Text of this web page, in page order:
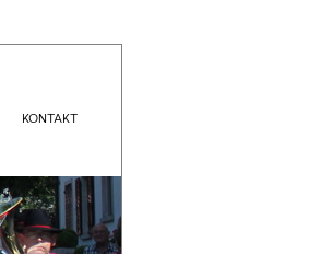
KONTAKT